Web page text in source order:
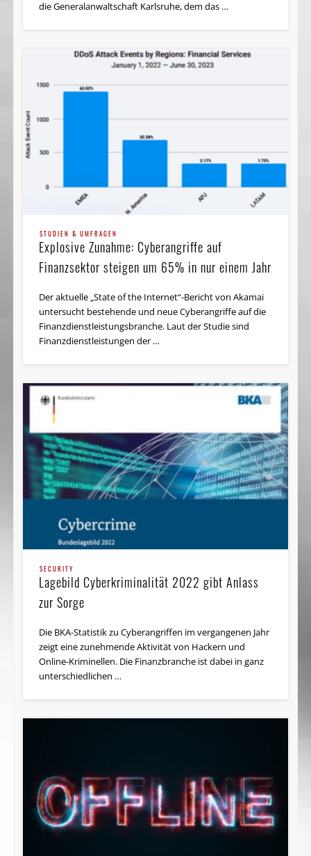
die Generalanwaltschaft Karlsruhe, dem das …
STUDIEN & UMFRAGEN
Explosive Zunahme: Cyberangriffe auf
Finanzsektor steigen um 65% in nur einem Jahr
Der aktuelle „State of the Internet“-Bericht von Akamai
untersucht bestehende und neue Cyberangriffe auf die
Finanzdienstleistungsbranche. Laut der Studie sind
Finanzdienstleistungen der …
SECURITY
Lagebild Cyberkriminalität 2022 gibt Anlass
zur Sorge
Die BKA-Statistik zu Cyberangriffen im vergangenen Jahr
zeigt eine zunehmende Aktivität von Hackern und
Online-Kriminellen. Die Finanzbranche ist dabei in ganz
unterschiedlichen …